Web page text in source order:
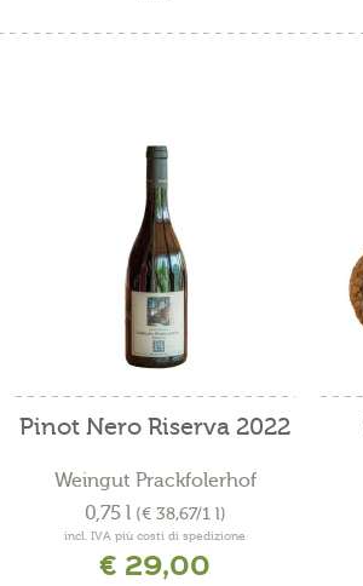
Pinot Nero Riserva 2022
Weingut Prackfolerhof
0,75 l (€ 38,67/1 l)
incl. IVA più costi di spedizione
€ 29,00